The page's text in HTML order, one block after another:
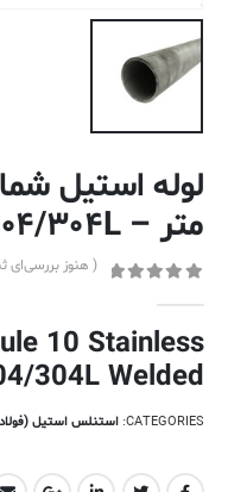
متر – ۳۰۴/۳۰۴L جوش داده شده
( هنوز
10 Stainless
304L Welded
CATEGORIES: استنلس استیل